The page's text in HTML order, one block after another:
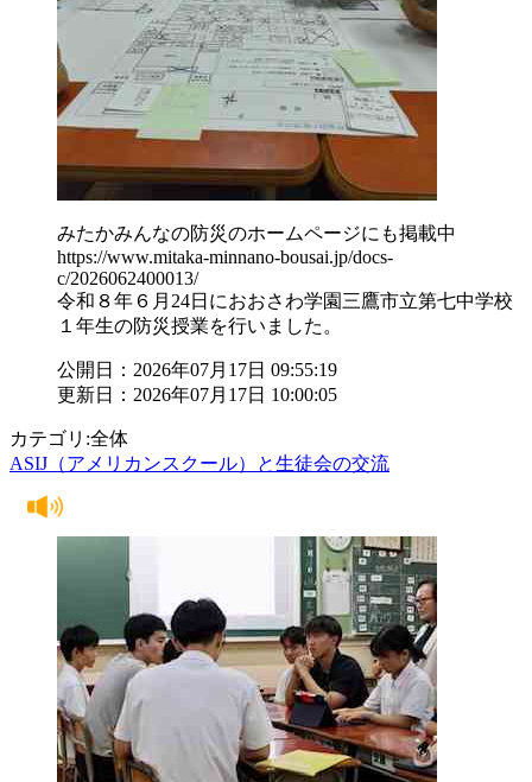
みたかみんなの防災のホームページにも掲載中
https://www.mitaka-minnano-bousai.jp/docs-
c/2026062400013/
令和８年６月24日におおさわ学園三鷹市立第七中学校
１年生の防災授業を行いました。
公開日：2026年07月17日 09:55:19
更新日：2026年07月17日 10:00:05
カテゴリ:全体
ASIJ（アメリカンスクール）と生徒会の交流